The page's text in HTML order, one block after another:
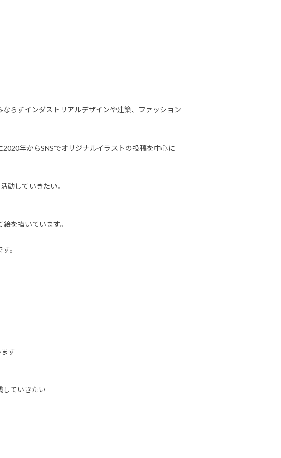
らずインダストリアルデザインや建築、ファッション
年からSNSでオリジナルイラストの投稿を中心に
動していきたい。
を描いています。
。
す
していきたい